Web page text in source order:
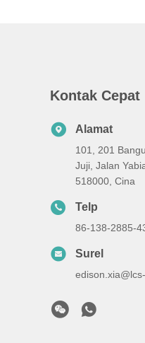
Kontak Cepat
Alamat
101, 201
Juji, Jalan
518000, Cina
Telp
86-138-2885-
Surel